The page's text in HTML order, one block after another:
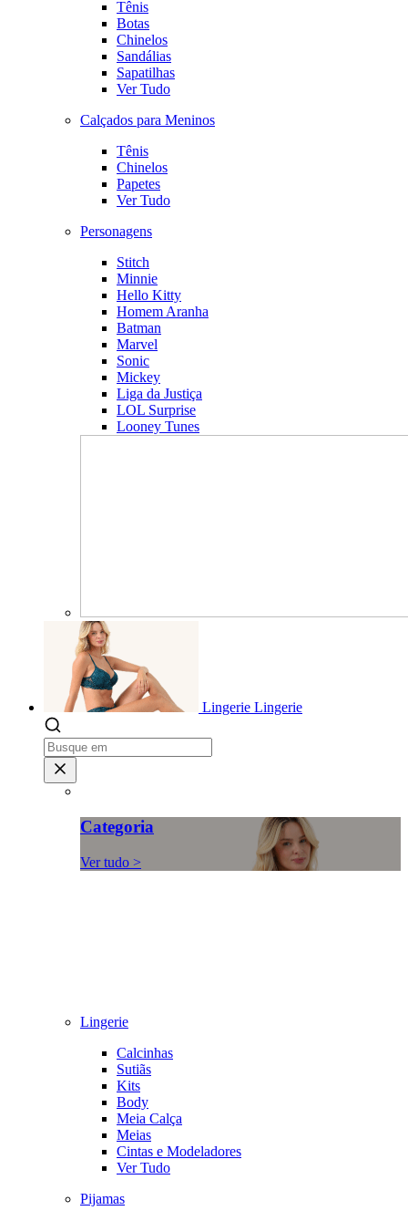
Tênis
Botas
Chinelos
Sandálias
Sapatilhas
Ver Tudo
Calçados para Meninos
Tênis
Chinelos
Papetes
Ver Tudo
Personagens
Stitch
Minnie
Hello Kitty
Homem Aranha
Batman
Marvel
Sonic
Mickey
Liga da Justiça
LOL Surprise
Looney Tunes
Lingerie Lingerie
Categoria
Ver tudo >
Lingerie
Calcinhas
Sutiãs
Kits
Body
Meia Calça
Meias
Cintas e Modeladores
Ver Tudo
Pijamas